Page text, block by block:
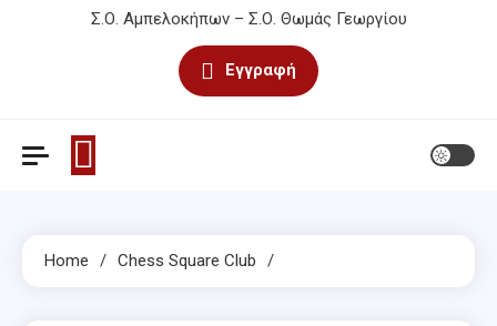
Σ.Ο. Αμπελοκήπων – Σ.Ο. Θωμάς Γεωργίου
Εγγραφή
Home Chess Square Club